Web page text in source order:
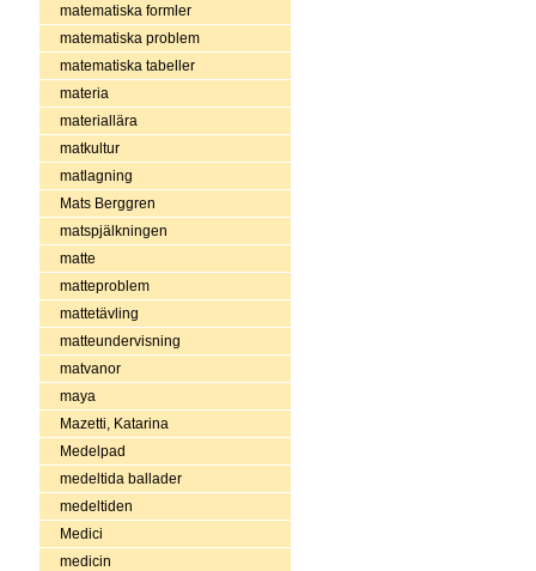
matematiska formler
matematiska problem
matematiska tabeller
materia
materiallära
matkultur
matlagning
Mats Berggren
matspjälkningen
matte
matteproblem
mattetävling
matteundervisning
matvanor
maya
Mazetti, Katarina
Medelpad
medeltida ballader
medeltiden
Medici
medicin